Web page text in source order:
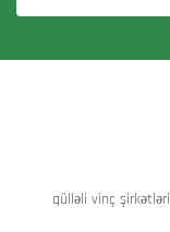
qülləli vinç şirkətləri